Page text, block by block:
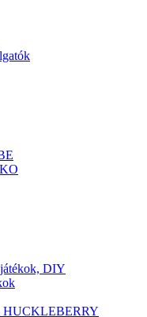
DIY
HUCKLEBERRY